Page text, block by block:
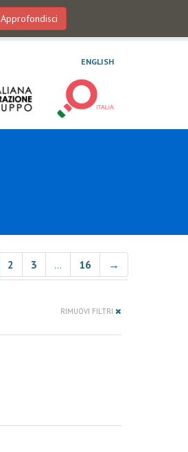
Approfondisci
ENGLISH
2 3 … 16 →
RIMUOVI FILTRI